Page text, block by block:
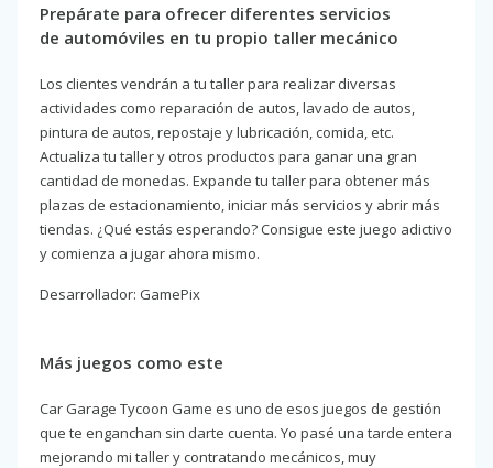
Prepárate para ofrecer diferentes servicios
de automóviles en tu propio taller mecánico
Los clientes vendrán a tu taller para realizar diversas
actividades como reparación de autos, lavado de autos,
pintura de autos, repostaje y lubricación, comida, etc.
Actualiza tu taller y otros productos para ganar una gran
cantidad de monedas. Expande tu taller para obtener más
plazas de estacionamiento, iniciar más servicios y abrir más
tiendas. ¿Qué estás esperando? Consigue este juego adictivo
y comienza a jugar ahora mismo.
Desarrollador: GamePix
Más juegos como este
Car Garage Tycoon Game es uno de esos juegos de gestión
que te enganchan sin darte cuenta. Yo pasé una tarde entera
mejorando mi taller y contratando mecánicos, muy